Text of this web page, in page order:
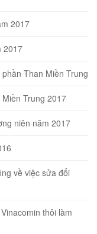
2017
2017
Than Miền Trung
Trung 2017
niên năm 2017
về việc sửa đổi
thôi làm